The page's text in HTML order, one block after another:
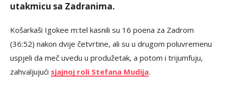
utakmicu sa Zadranima.
Košarkaši Igokee m:tel kasnili su 16 poena za Zadrom
(36:52) nakon dvije četvrtine, ali su u drugom poluvremenu
uspjeli da meč uvedu u produžetak, a potom i trijumfuju,
zahvaljujući sjajnoj roli Stefana Mudija.